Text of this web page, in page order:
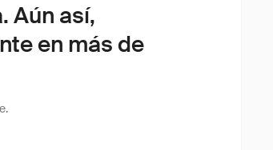
Aún así,
en más de